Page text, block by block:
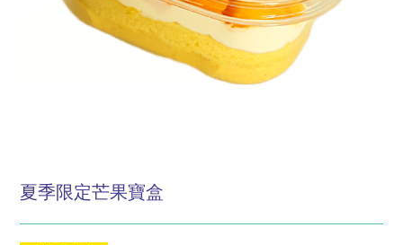
夏季限定芒果寶盒